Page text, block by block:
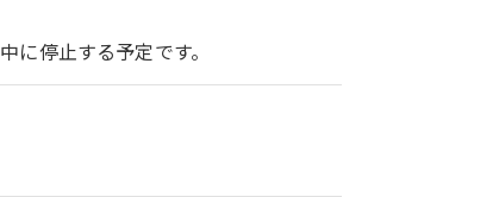
停止する予定です。